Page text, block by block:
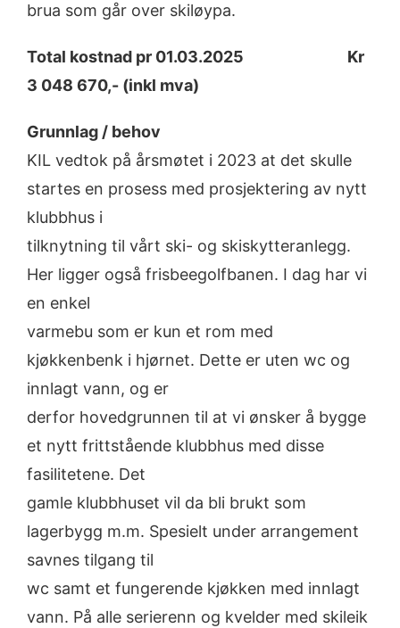
brua som går over skiløypa.
Total kostnad pr 01.03.2025 Kr
3 048 670,- (inkl mva)
Grunnlag / behov
KIL vedtok på årsmøtet i 2023 at det skulle
startes en prosess med prosjektering av nytt
klubbhus i
tilknytning til vårt ski- og skiskytteranlegg.
Her ligger også frisbeegolfbanen. I dag har vi
en enkel
varmebu som er kun et rom med
kjøkkenbenk i hjørnet. Dette er uten wc og
innlagt vann, og er
derfor hovedgrunnen til at vi ønsker å bygge
et nytt frittstående klubbhus med disse
fasilitetene. Det
gamle klubbhuset vil da bli brukt som
lagerbygg m.m. Spesielt under arrangement
savnes tilgang til
wc samt et fungerende kjøkken med innlagt
vann. På alle serierenn og kvelder med skileik